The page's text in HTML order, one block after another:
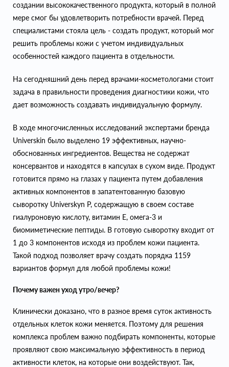
создании высококачественного продукта, который в полной
мере смог бы удовлетворить потребности врачей. Перед
специалистами стояла цель - создать продукт, который мог
решить проблемы кожи с учетом индивидуальных
особенностей каждого пациента в отдельности.
На сегодняшний день перед врачами-косметологами стоит
задача в правильности проведения диагностики кожи, что
дает возможность создавать индивидуальную формулу.
В ходе многочисленных исследований экспертами бренда
Universkin было выделено 19 эффективных, научно-
обоснованных ингредиентов. Вещества не содержат
консервантов и находятся в капсулах в сухом виде. Продукт
готовится прямо на глазах у пациента путем добавления
активных компонентов в запатентованную базовую
сыворотку Universkyn P, содержащую в своем составе
гиалуроновую кислоту, витамин Е, омега-3 и
биомиметические пептиды. В готовую сыворотку входит от
1 до 3 компонентов исходя из проблем кожи пациента.
Такой подход позволяет врачу создать порядка 1159
вариантов формул для любой проблемы кожи!
Почему важен уход утро/вечер?
Клинически доказано, что в разное время суток активность
отдельных клеток кожи меняется. Поэтому для решения
комплекса проблем важно подбирать компоненты, которые
проявляют свою максимальную эффективность в период
активности клеток, на которые они воздействуют. Так,